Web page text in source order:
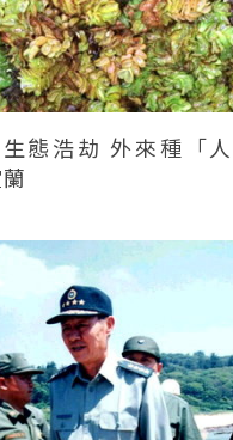
態浩劫 外來種「人